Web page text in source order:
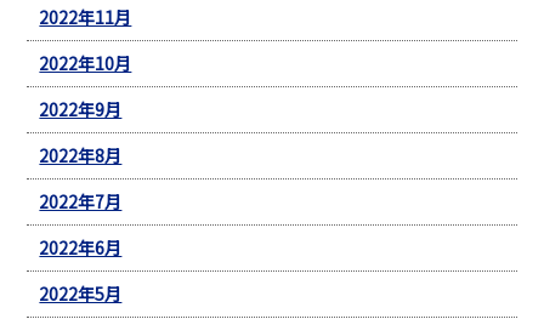
2022年11月
2022年10月
2022年9月
2022年8月
2022年7月
2022年6月
2022年5月